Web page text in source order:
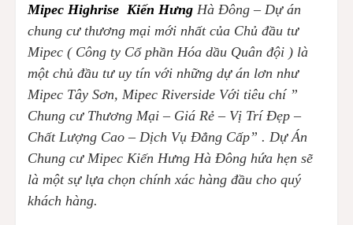
Mipec Highrise Kiến Hưng Hà Đông – Dự án
chung cư thương mại mới nhất của Chủ đầu tư
Mipec ( Công ty Cổ phần Hóa dầu Quân đội ) là
một chủ đầu tư uy tín với những dự án lơn như
Mipec Tây Sơn, Mipec Riverside Với tiêu chí ”
Chung cư Thương Mại – Giá Rẻ – Vị Trí Đẹp –
Chất Lượng Cao – Dịch Vụ Đẳng Cấp” . Dự Án
Chung cư Mipec Kiến Hưng Hà Đông hứa hẹn sẽ
là một sự lựa chọn chính xác hàng đầu cho quý
khách hàng.